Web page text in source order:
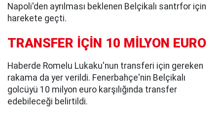
Napoli'den ayrılması beklenen Belçikalı santrfor için
harekete geçti.
TRANSFER İÇİN 10 MİLYON EURO
Haberde Romelu Lukaku'nun transferi için gereken
rakama da yer verildi. Fenerbahçe'nin Belçikalı
golcüyü 10 milyon euro karşılığında transfer
edebileceği belirtildi.